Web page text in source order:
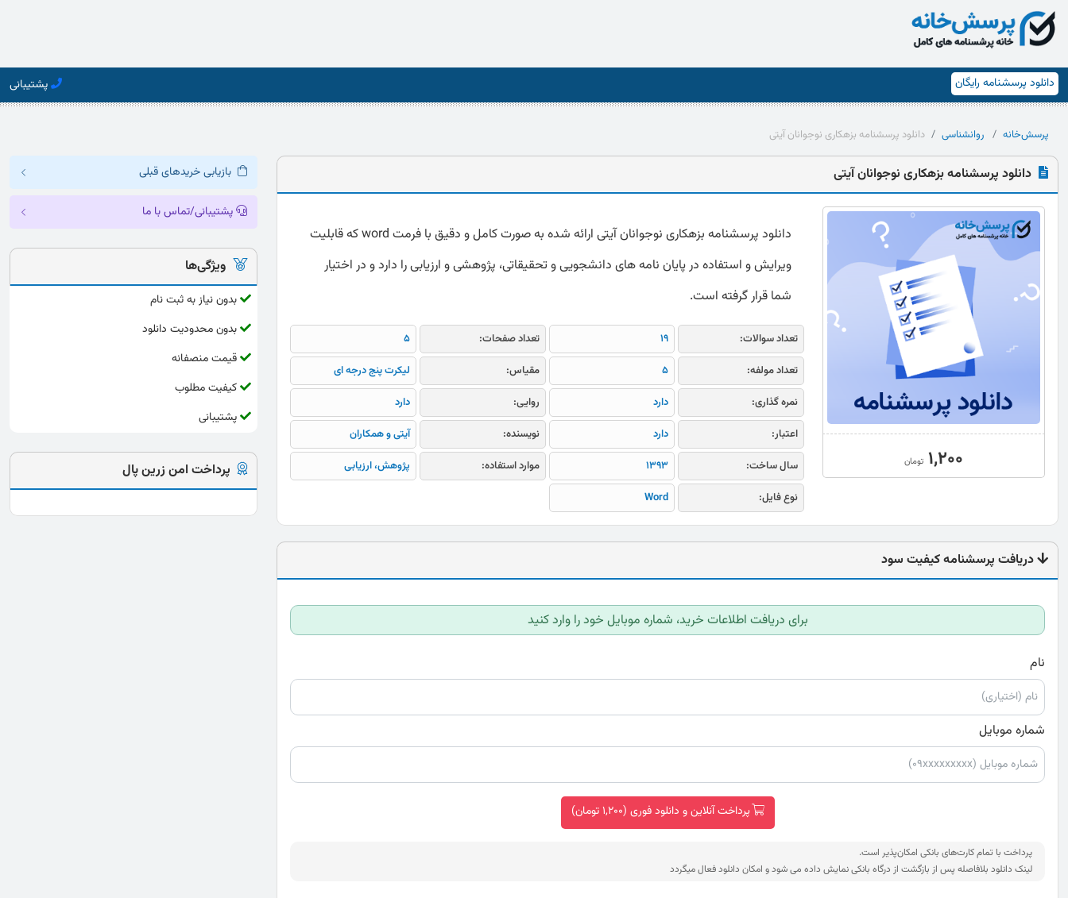
دانلود پرسشنامه رایگان پشتیبانی
پرسش‌خانه روانشناسی دانلود پرسشنامه بزهکاری نوجوانان آیتی
دانلود پرسشنامه بزهکاری نوجوانان آیتی
1,200 تومان
دانلود پرسشنامه بزهکاری نوجوانان آیتی ارائه شده به صورت کامل و دقیق با فرمت word که قابلیت
ویرایش و استفاده در پایان نامه های دانشجویی و تحقیقاتی، پژوهشی و ارزیابی را دارد و در اختیار
شما قرار گرفته است.
تعداد سوالات: 19 تعداد صفحات:
5
تعداد مولفه:
5 مقیاس:
لیکرت پنج درجه ای
نمره گذاری:
دارد روایی:
دارد
اعتبار:
دارد نویسنده:
آیتی و همکاران
سال ساخت:
1393 موارد استفاده:
پژوهش، ارزیابی
نوع فایل:
Word
دریافت پرسشنامه کیفیت سود
برای دریافت اطلاعات خرید، شماره موبایل خود را وارد کنید
نام
شماره موبایل
پرداخت آنلاین و دانلود فوری (1,200 تومان)
پرداخت با تمام کارت‌های بانکی امکان‌پذیر است.
لینک دانلود بلافاصله پس از بازگشت از درگاه بانکی نمایش داده می شود و امکان دانلود فعال میگردد
بازیابی خریدهای قبلی
پشتیبانی/تماس با ما
ویژگی‌ها
بدون نیاز به ثبت نام
بدون محدودیت دانلود
قیمت منصفانه
کیفیت مطلوب
پشتیبانی
پرداخت امن زرین پال